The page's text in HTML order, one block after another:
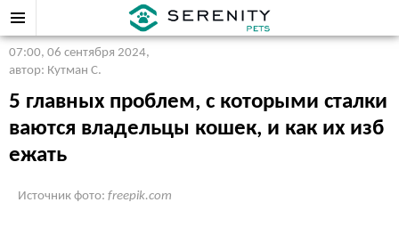
07:00, 06 сентября 2024,
автор: Кутман С.
5 главных проблем, с которыми сталки
ваются владельцы кошек, и как их изб
ежать
Источник фото: freepik.com